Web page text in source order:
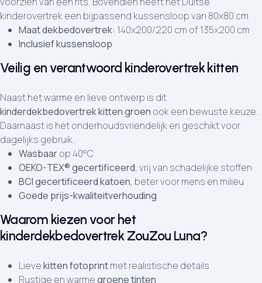
kinderovertrek een bijpassend kussensloop van 80x80 cm
Maat dekbedovertrek: 140x200/220 cm of 135x200 cm
Inclusief kussensloop
Veilig en verantwoord kinderovertrek kitten
Naast het warme en lieve ontwerp is dit
kinderdekbedovertrek kitten groen ook een bewuste keuze.
Daarnaast is het onderhoudsvriendelijk en geschikt voor
dagelijks gebruik.
Wasbaarop 40°C
OEKO-TEX® gecertificeerd, vrij van schadelijke stoffen
BCI gecertificeerd katoen, beter voor mens en milieu
Goede prijs-kwaliteitverhouding
Waarom kiezen voor het
kinderdekbedovertrek ZouZou Luna?
Lievekitten fotoprintmet realistische details
Rustige en warmegroene tinten